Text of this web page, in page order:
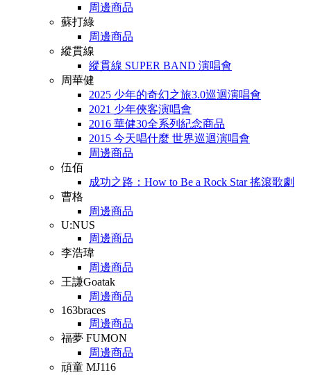
周邊商品
蘇打綠
周邊商品
縱貫線
縱貫線 SUPER BAND 演唱會
周華健
2025 少年的奇幻之旅3.0巡迴演唱會
2021 少年俠客演唱會
2016 華健30全系列紀念商品
2015 今天唱什麼 世界巡迴演唱會
周邊商品
伍佰
成功之路：How to Be a Rock Star 搖滾歌劇
曹格
周邊商品
U:NUS
周邊商品
李浩瑋
周邊商品
王謙Goatak
周邊商品
163braces
周邊商品
福夢 FUMON
周邊商品
頑童 MJ116